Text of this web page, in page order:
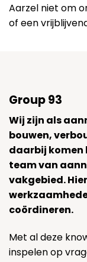
Aarzel niet om
of een
Group 93
Wij zijn als
bouwen,
daarbij komen
team van
vakgebied.
coördineren.
Met al deze
inspelen op